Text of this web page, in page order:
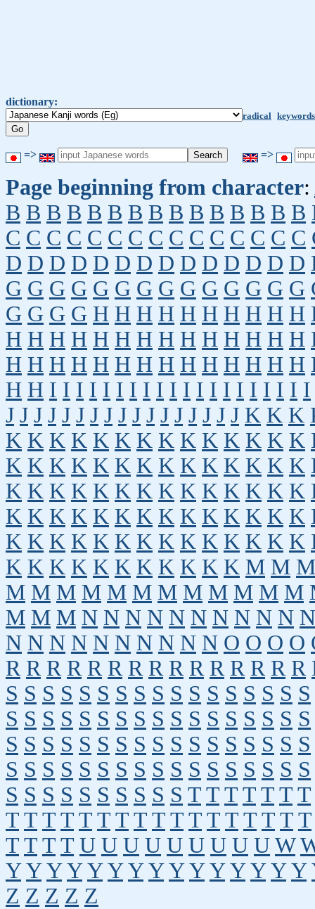
dictionary:
radical keywords
=> =>
Page beginning from character:
B B B B B B B B B B B B B B B
C C C C C C C C C C C C C C C
D D D D D D D D D D D D D D
G G G G G G G G G G G G G G
G G G G H H H H H H H H H H
H H H H H H H H H H H H H H
H H H H H H H H H H H H H H
H H I I I I I I I I I I I I I I I I I I I I
J J J J J J J J J J J J J J J J J K K K
K K K K K K K K K K K K K K
K K K K K K K K K K K K K K
K K K K K K K K K K K K K K
K K K K K K K K K K K K K K
K K K K K K K K K K K K K K
K K K K K K K K K K K M M M
M M M M M M M M M M M M
M M M N N N N N N N N N N N
N N N N N N N N N N O O O O
R R R R R R R R R R R R R R R
S S S S S S S S S S S S S S S S S
S S S S S S S S S S S S S S S S S
S S S S S S S S S S S S S S S S S
S S S S S S S S S S S S S S S S S
S S S S S S S S S S T T T T T T T
T T T T T T T T T T T T T T T T T
T T T T U U U U U U U U U W
Y Y Y Y Y Y Y Y Y Y Y Y Y Y Y
Z Z Z Z Z